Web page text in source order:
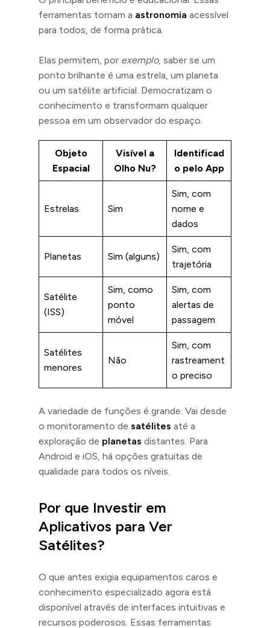
ferramentas tornam a astronomia acessível
para todos, de forma prática.
Elas permitem, por exemplo, saber se um
ponto brilhante é uma estrela, um planeta
ou um satélite artificial. Democratizam o
conhecimento e transformam qualquer
pessoa em um observador do espaço.
Objeto
Espacial
Visível a
Olho Nu?
Identificad
o pelo App
Estrelas Sim
Sim, com
nome e
dados
Planetas Sim (alguns)
Sim, com
trajetória
Satélite
(ISS)
Sim, como
ponto
móvel
Sim, com
alertas de
passagem
Satélites
menores
Não
Sim, com
rastreament
o preciso
A variedade de funções é grande. Vai desde
o monitoramento de satélites até a
exploração de planetas distantes. Para
Android e iOS, há opções gratuitas de
qualidade para todos os níveis.
Por que Investir em
Aplicativos para Ver
Satélites?
O que antes exigia equipamentos caros e
conhecimento especializado agora está
disponível através de interfaces intuitivas e
recursos poderosos. Essas ferramentas